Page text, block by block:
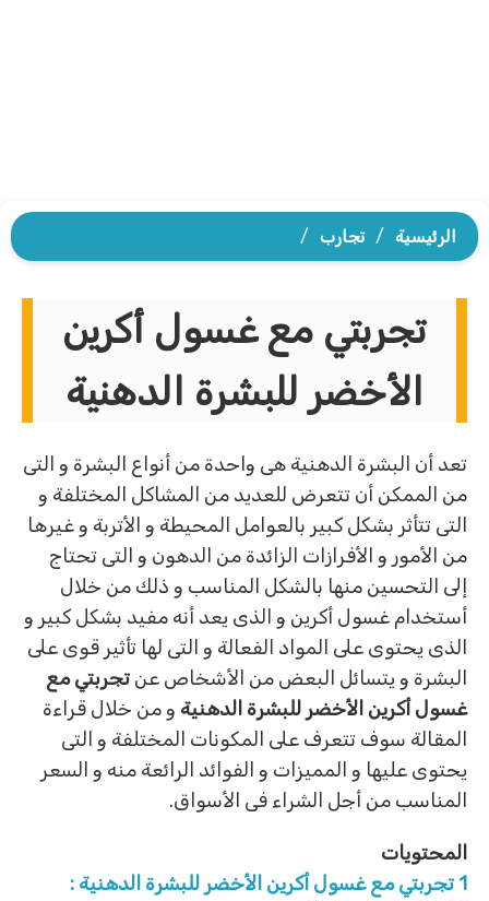
الرئيسية / تجارب /
تجربتي مع غسول أكرين
الأخضر للبشرة الدهنية
تعد أن البشرة الدهنية هى واحدة من أنواع البشرة و التى
من الممكن أن تتعرض للعديد من المشاكل المختلفة و
التى تتأثر بشكل كبير بالعوامل المحيطة و الأتربة و غيرها
من الأمور و الأفرازات الزائدة من الدهون و التى تحتاج
إلى التحسين منها بالشكل المناسب و ذلك من خلال
أستخدام غسول أكرين و الذى يعد أنه مفيد بشكل كبير و
الذى يحتوى على المواد الفعالة و التى لها تأثير قوى على
البشرة و يتسائل البعض من الأشخاص عن تجربتي مع
غسول أكرين الأخضر للبشرة الدهنية و من خلال قراءة
المقالة سوف تتعرف على المكونات المختلفة و التى
يحتوى عليها و المميزات و الفوائد الرائعة منه و السعر
المناسب من أجل الشراء فى الأسواق.
المحتويات
1 تجربتي مع غسول أكرين الأخضر للبشرة الدهنية :